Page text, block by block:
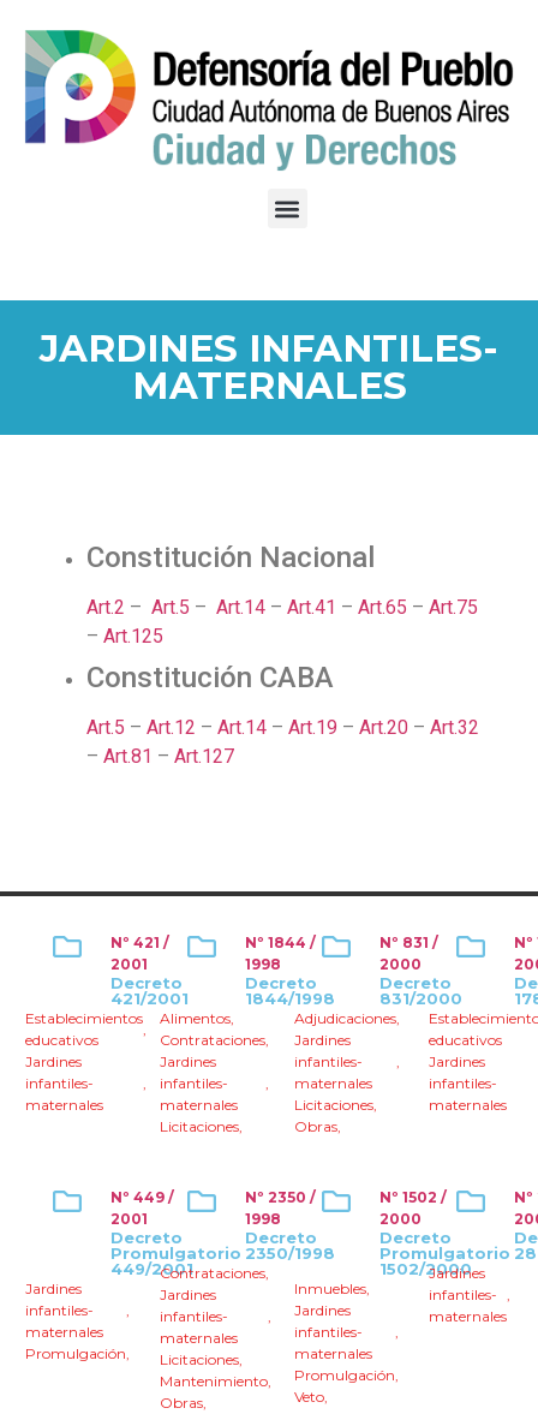
JARDINES INFANTILES-
MATERNALES
Constitución Nacional
Art.2 – Art.5 – Art.14 – Art.41 – Art.65 – Art.75
– Art.125
Constitución CABA
Art.5 – Art.12 – Art.14 – Art.19 – Art.20 – Art.32
– Art.81 – Art.127
Nº 421 /
2001
Decreto
421/2001
Establecimientos
educativos
,
Jardines
infantiles-
maternales
,
Nº 1844 /
1998
Decreto
1844/1998
Alimentos,
Contrataciones,
Jardines
infantiles-
maternales
,
Licitaciones,
Nº 831 /
2000
Decreto
831/2000
Adjudicaciones,
Jardines
infantiles-
maternales
,
Licitaciones,
Obras,
Nº
educativos
Jardines
infantiles-
maternales
Nº 449 /
2001
Decreto
Promulgatorio
449/2001
Jardines
infantiles-
maternales
,
Promulgación,
Nº 2350 /
1998
Decreto
2350/1998
Contrataciones,
Jardines
infantiles-
maternales
,
Licitaciones,
Mantenimiento,
Obras,
Nº 1502 /
2000
Decreto
Promulgatorio
1502/2000
Inmuebles,
Jardines
infantiles-
maternales
,
Promulgación,
Veto,
Jardines
infantiles-
maternales
,